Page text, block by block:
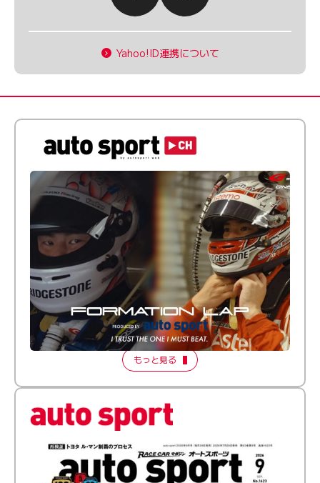
Yahoo!ID連携について
倒す相手を、信じてる。小林利徠斗 × 野村勇斗
【FORMATION LAP Produced by auto sport】
2026 Episode 2
もっと見る